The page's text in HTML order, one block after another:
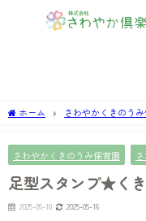
ホーム さわやかくきのう
さわやかくきのうみ保育園
足型スタンプ★く
2025-05-10 2025-05-16